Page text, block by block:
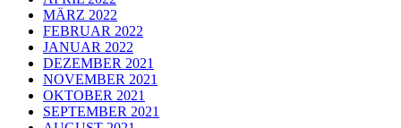
MÄRZ 2022
FEBRUAR 2022
JANUAR 2022
DEZEMBER 2021
NOVEMBER 2021
OKTOBER 2021
SEPTEMBER 2021